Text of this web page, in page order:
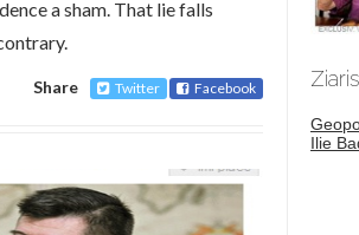
a sham. That lie falls
Share Twitter Facebook
Ilie